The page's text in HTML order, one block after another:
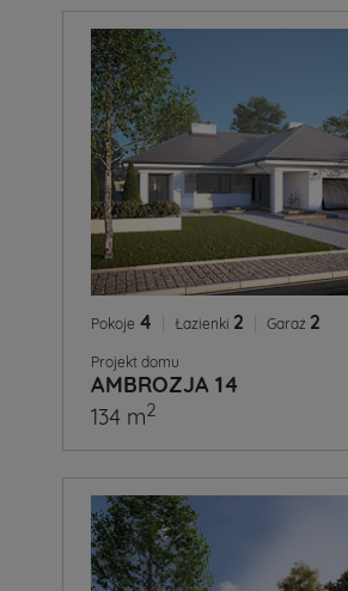
Pokoje 4 Łazienki 2 Garaż 2
Projekt domu
AMBROZJA 14
134 m2